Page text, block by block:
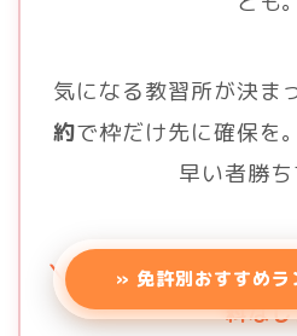
気になる教習所が決ま
約で枠だけ先に確保を
早い者勝ち
＼仮予約は0円・仮予
料な
» 免許別おすすめラ